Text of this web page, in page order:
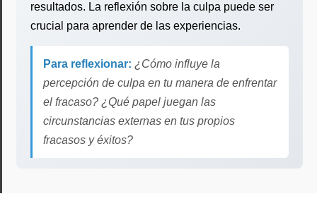
resultados. La reflexión sobre la culpa puede ser
crucial para aprender de las experiencias.
Para reflexionar: ¿Cómo influye la
percepción de culpa en tu manera de enfrentar
el fracaso? ¿Qué papel juegan las
circunstancias externas en tus propios
fracasos y éxitos?